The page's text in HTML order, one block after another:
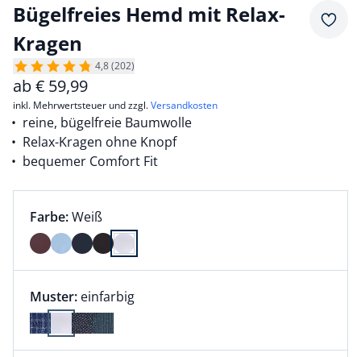
Bügelfreies Hemd mit Relax-
Kragen
4,8 (202)
ab€ 59,99
inkl. Mehrwertsteuer und zzgl.Versandkosten
reine, bügelfreie Baumwolle
Relax-Kragen ohne Knopf
bequemer Comfort Fit
Farbauswahl:
Farbe:aktuell ausgewählt:
Weiß
Farbe Weiß ausgewählt
Muster: einfarbig